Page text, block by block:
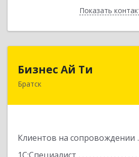
ПоказатьНазад
Бизнес Ай Ти
Братск
Клиентов на сопровождении
665717, Иркутская обл,